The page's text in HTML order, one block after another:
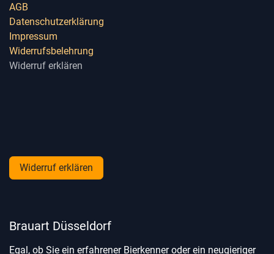
AGB
Datenschutzerklärung
Impressum
Widerrufsbelehrung
Widerruf erklären
Widerruf erklären
Brauart Düsseldorf
Egal, ob Sie ein erfahrener Bierkenner oder ein neugieriger